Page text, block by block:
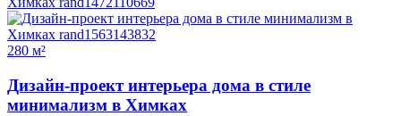
280 м²
Дизайн-проект интерьера дома в стиле
минимализм в Химках